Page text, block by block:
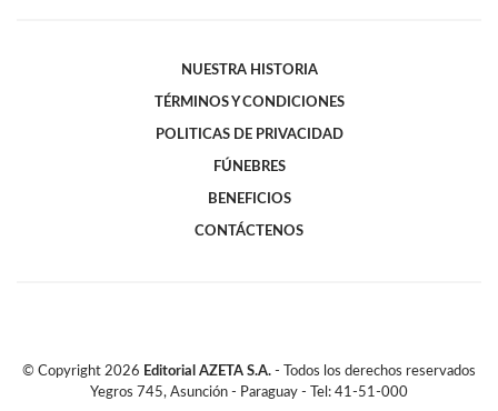
NUESTRA HISTORIA
TÉRMINOS Y CONDICIONES
POLITICAS DE PRIVACIDAD
FÚNEBRES
BENEFICIOS
CONTÁCTENOS
© Copyright 2026 Editorial AZETA S.A. - Todos los derechos reservados
Yegros 745, Asunción - Paraguay - Tel: 41-51-000